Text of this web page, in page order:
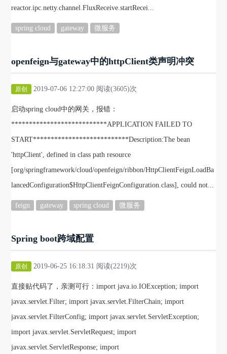
reactor.ipc.netty.channel.FluxReceive.startRecei...
spring cloud gateway 微服务
openfeign与gateway中的httpClient类声明冲突
原创 2019-07-06 12:27:00 阅读(3605)次
启动spring cloud中的网关，报错：
***************************APPLICATION FAILED TO
START***************************Description:The bean
'httpClient', defined in class path resource
[org/springframework/cloud/openfeign/ribbon/HttpClientFeignLoadBa
lancedConfiguration$HttpClientFeignConfiguration.class], could not...
feign gateway spring cloud 微服务
Spring boot跨域配置
原创 2019-06-25 16:18:31 阅读(2219)次
直接贴代码了，亲测可行：import java.io.IOException; import
javax.servlet.Filter; import javax.servlet.FilterChain; import
javax.servlet.FilterConfig; import javax.servlet.ServletException;
import javax.servlet.ServletRequest; import
javax.servlet.ServletResponse; import